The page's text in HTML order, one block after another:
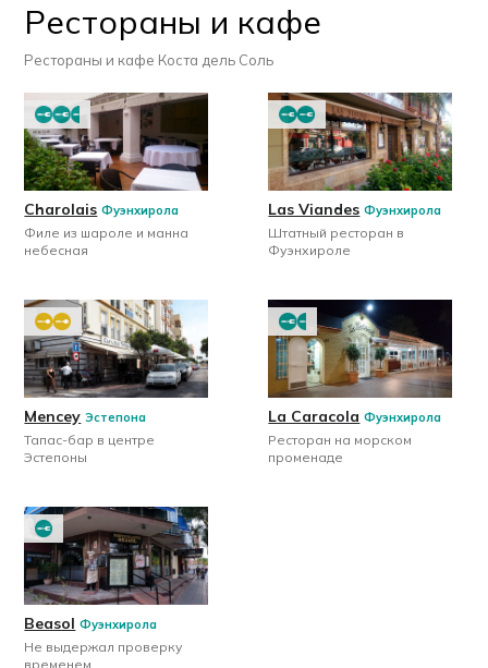
Рестораны и кафе
Рестораны и кафе Коста дель Соль
Charolais Фуэнхирола
Филе из шароле и манна
небесная
Las Viandes Фуэнхирола
Штатный ресторан в
Фуэнхироле
Mencey Эстепона
Тапас-бар в центре
Эстепоны
La Caracola Фуэнхирола
Ресторан на морском
променаде
Beasol Фуэнхирола
Не выдержал проверку
временем